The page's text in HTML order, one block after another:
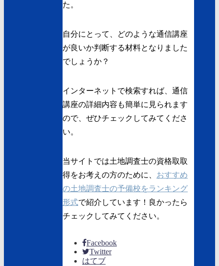
た。
自分にとって、どのような通信講座
が良いか判断する材料となりました
でしょうか？
インターネットで検索すれば、通信
講座の詳細内容も簡単に見られます
ので、ぜひチェックしてみてくださ
い。
当サイトでは土地調査士の資格取取
得をお考えの方のために、 おすすめ
の土地調査士の予備校をランキング
形式で紹介しています！良かったら
チェックしてみてください。
Facebook
Twitter
はてブ